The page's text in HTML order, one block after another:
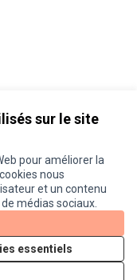
sur le site
pour améliorer la
nous
et un contenu
médias sociaux.
essentiels
Licence
(Lien